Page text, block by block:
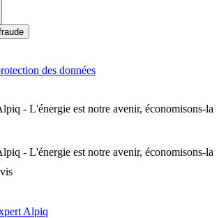
des données
- L'énergie est notre avenir, économisons-la
- L'énergie est notre avenir, économisons-la
Alpiq